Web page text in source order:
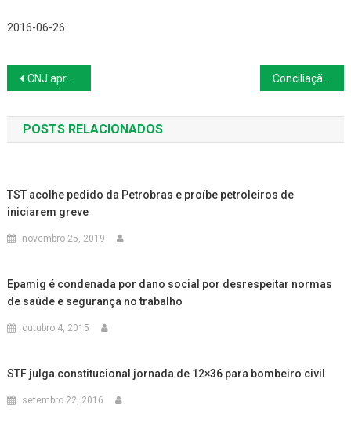
2016-06-26
Navegação
de
Post
CNJ aprova regras para servidores do Judiciário trabalharem a distância
POSTS RELACIONADOS
TST acolhe pedido da Petrobras e proíbe petroleiros de
iniciarem greve
novembro 25, 2019
Epamig é condenada por dano social por desrespeitar normas
de saúde e segurança no trabalho
outubro 4, 2015
STF julga constitucional jornada de 12×36 para bombeiro civil
setembro 22, 2016